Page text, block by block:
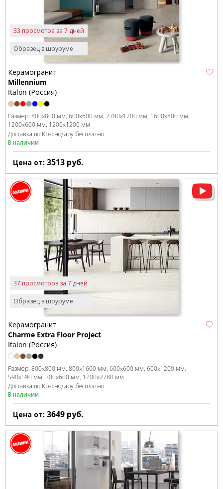
Образец в шоуруме
33 просмотра за 7 дней
Керамогранит
Millennium
Italon (Россия)
Размер: 800x800 мм 600x600 мм 2780x1200 мм 1600x800 мм
1200x600 мм 1200x1200 мм
Доставка по Краснодару бесплатно
В наличии
Цена от: 3513 руб.
Образец в шоуруме
37 просмотров за 7 дней
Керамогранит
Charme Extra Floor Project
Italon (Россия)
Размер: 800x800 мм 800x1600 мм 600x600 мм 600x1200 мм
590x590 мм 300x600 мм 1200x2780 мм
Доставка по Краснодару бесплатно
В наличии
Цена от: 3649 руб.